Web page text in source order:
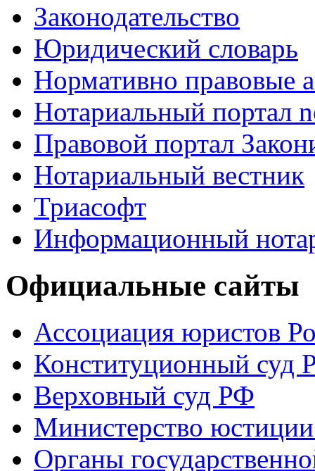
Законодательство
Юридический словарь
Нормативно правовые
Нотариальный портал
Правовой портал
Нотариальный вестник
Триасофт
Информационный
Официальные сайты
Ассоциация юристов
Конституционный суд
Верховный суд РФ
Министерство
Органы